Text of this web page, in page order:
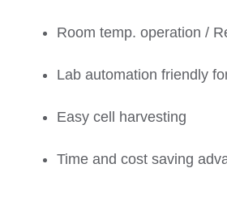
Room temp. operation /
Lab automation friendly
Easy cell harvesting
Time and cost saving